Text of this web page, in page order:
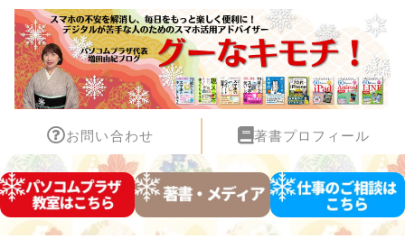
お問い合わせ 著書プロフィール